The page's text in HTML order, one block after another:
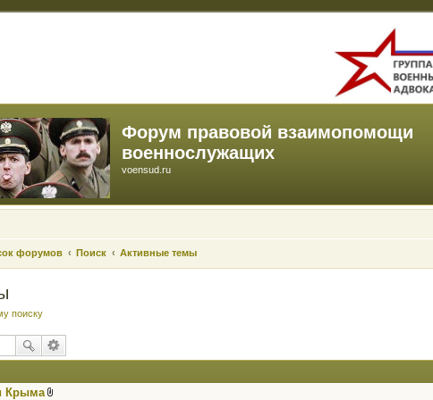
Форум правовой взаимопомощи
военнослужащих
voensud.ru
форумов Поиск Активные темы
поиску
Крыма